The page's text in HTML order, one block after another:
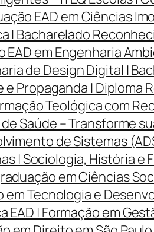
EAD em Ciências
| Bacharelado
EAD em Engenharia
de Design Digital |
e Propaganda | Diploma
Teológica com
Saúde – Transforme
de Sistemas
| Sociologia, História e
em Ciências
Tecnologia e
| Formação em